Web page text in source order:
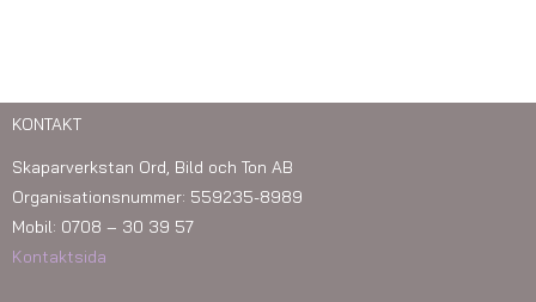
KONTAKT
Skaparverkstan Ord, Bild och Ton AB
Organisationsnummer: 559235-8989
Mobil: 0708 – 30 39 57
Kontaktsida